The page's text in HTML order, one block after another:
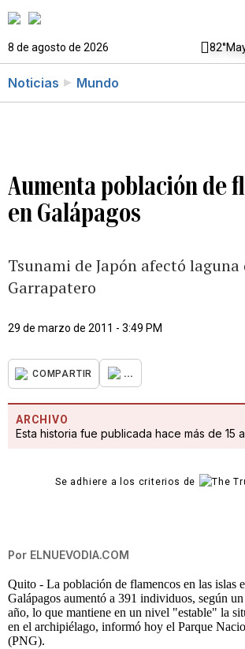
8 de agosto de 2026 82°
Noticias Mundo
Aumenta población de
en Galápagos
Tsunami de Japón afectó laguna
Garrapatero
29 de marzo de 2011 - 3:49 PM
COMPARTIR ...
ARCHIVO
Esta historia fue publicada hace más de 15
Se adhiere a los criterios de
Por ELNUEVODIA.COM
Quito - La población de flamencos en las islas
Galápagos aumentó a 391 individuos, según
año, lo que mantiene en un nivel "estable" la
en el archipiélago, informó hoy el Parque
(PNG).